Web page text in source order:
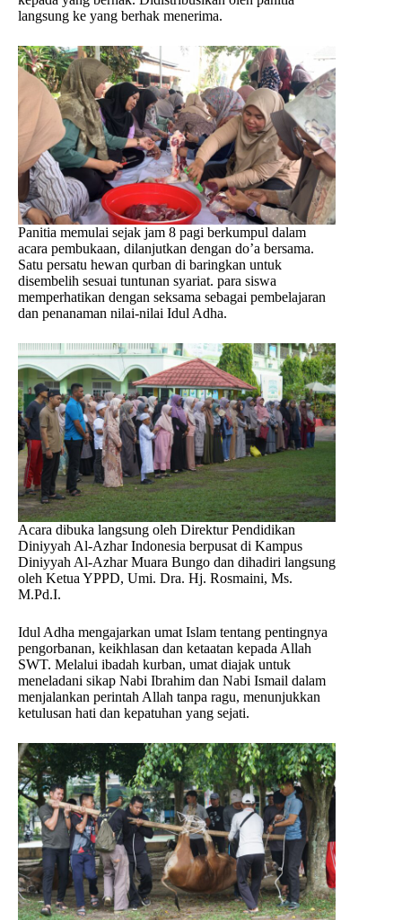
langsung ke yang berhak menerima.
Panitia memulai sejak jam 8 pagi berkumpul dalam
acara pembukaan, dilanjutkan dengan do’a bersama.
Satu persatu hewan qurban di baringkan untuk
disembelih sesuai tuntunan syariat. para siswa
memperhatikan dengan seksama sebagai pembelajaran
dan penanaman nilai-nilai Idul Adha.
Acara dibuka langsung oleh Direktur Pendidikan
Diniyyah Al-Azhar Indonesia berpusat di Kampus
Diniyyah Al-Azhar Muara Bungo dan dihadiri langsung
oleh Ketua YPPD, Umi. Dra. Hj. Rosmaini, Ms.
M.Pd.I.
Idul Adha mengajarkan umat Islam tentang pentingnya
pengorbanan, keikhlasan dan ketaatan kepada Allah
SWT. Melalui ibadah kurban, umat diajak untuk
meneladani sikap Nabi Ibrahim dan Nabi Ismail dalam
menjalankan perintah Allah tanpa ragu, menunjukkan
ketulusan hati dan kepatuhan yang sejati.